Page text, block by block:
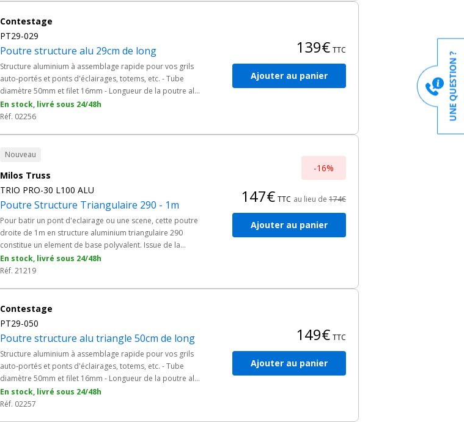
Contestage
PT29-029
Poutre structure alu 29cm de long
Structure aluminium à assemblage rapide pour vos grils
auto-portés et ponts d'éclairages, totems, etc. - Tube
diamètre 50mm et filet 16mm - Longueur de la poutre alu
29cm - Solution idéal pour la réalisation et installation de
stand d'exposition, structure alu pour discothèque ou
En stock, livré sous 24/48h
Réf. 02256
139€ TTC
Ajouter au panier
Nouveau
Milos Truss
TRIO PRO-30 L100 ALU
Poutre Structure Triangulaire 290 - 1m
Pour batir un pont d'eclairage ou une scene, cette poutre
droite de 1m en structure aluminium triangulaire 290
constitue un element de base polyvalent. Issue de la
gamme Milos PRO-30, robuste et legere, elle se monte
avec son kit de connexion fourni et s'assemble avec toute
En stock, livré sous 24/48h
Réf. 21219
-16%
147€ TTC au lieu de 174€
Ajouter au panier
Contestage
PT29-050
Poutre structure alu triangle 50cm de long
Structure aluminium à assemblage rapide pour vos grils
auto-portés et ponts d'éclairages, totems, etc. - Tube
diamètre 50mm et filet 16mm - Longueur de la poutre alu
50cm - Solution idéal pour la réalisation et installation de
stand d'exposition, structure alu pour discothèque ou
En stock, livré sous 24/48h
Réf. 02257
149€ TTC
Ajouter au panier